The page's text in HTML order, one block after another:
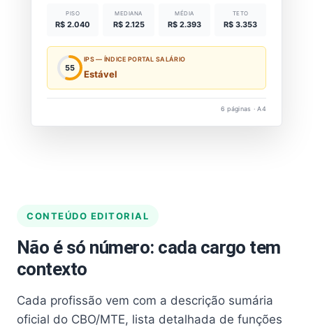
PISO
R$ 2.040
MEDIANA
R$ 2.125
MÉDIA
R$ 2.393
TETO
R$ 3.353
55
IPS — ÍNDICE PORTAL SALÁRIO
Estável
6 páginas · A4
CONTEÚDO EDITORIAL
Não é só número: cada cargo tem
contexto
Cada profissão vem com a descrição sumária
oficial do CBO/MTE, lista detalhada de funções